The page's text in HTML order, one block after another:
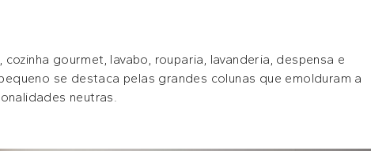
gourmet, lavabo, rouparia, lavanderia, despensa e
se destaca pelas grandes colunas que emolduram a
neutras.